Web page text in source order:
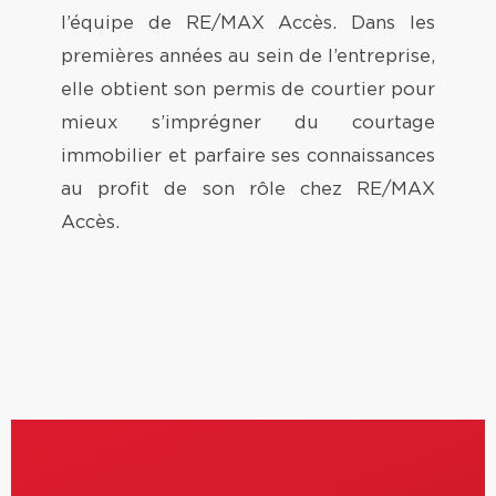
l’équipe de RE/MAX Accès. Dans les
premières années au sein de l’entreprise,
elle obtient son permis de courtier pour
mieux s’imprégner du courtage
immobilier et parfaire ses connaissances
au profit de son rôle chez RE/MAX
Accès.